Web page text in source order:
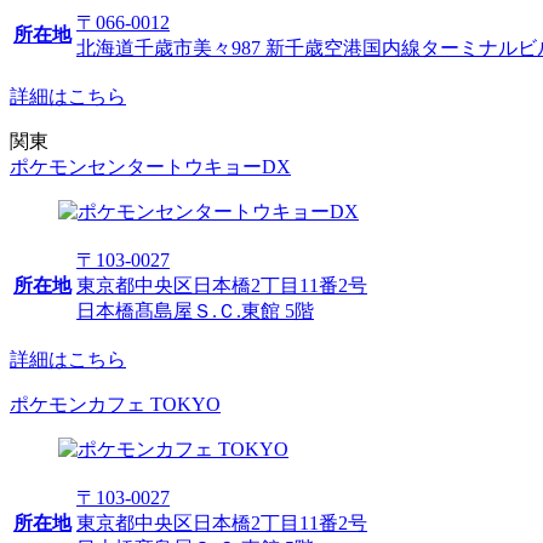
所在地
〒066-0012
北海道千歳市美々987 新千歳空港国内線ターミナルビ
詳細はこちら
関東
ポケモンセンタートウキョーDX
所在地
〒103-0027
東京都中央区日本橋2丁目11番2号
日本橋髙島屋Ｓ.Ｃ.東館 5階
詳細はこちら
ポケモンカフェ TOKYO
所在地
〒103-0027
東京都中央区日本橋2丁目11番2号